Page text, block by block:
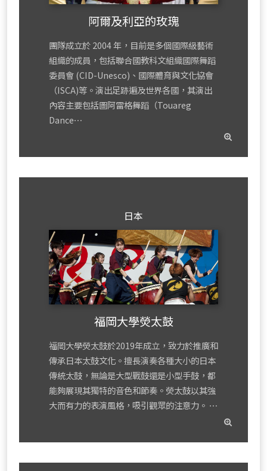
阿爾及利亞的玫瑰
團隊成立於 2004 年，目前是多個國際級藝術
組織的成員，包括聯合國教科文組織國際舞蹈
委員會 (CID-Unesco)、國際體育與文化協會
（ISCA)等。演出足跡遍及世界各國，其演出
內容主要包括圖阿雷格舞蹈（Touareg
Dance⋯
日本
福岡大學熒太鼓
福岡大學熒太鼓於2019年成立，致力於推廣和
傳承日本太鼓文化。擅長演奏各種大小的日本
傳統太鼓，無論是大型戰鼓還是小型手鼓，都
能夠展現其獨特的音色和節奏。熒太鼓以其強
大而有力的表演風格，吸引觀眾的注意力。 ⋯